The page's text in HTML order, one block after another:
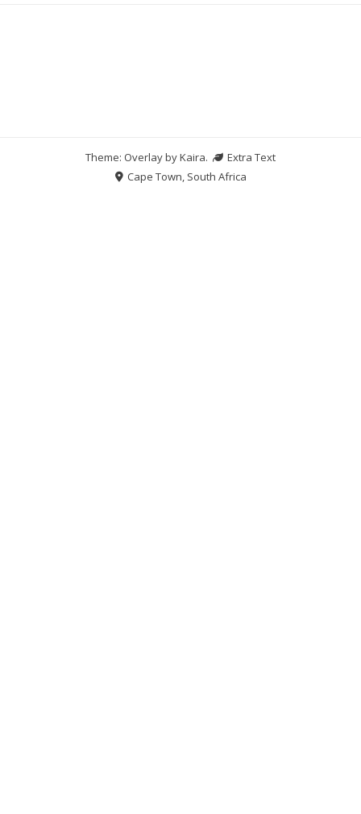
Theme: Overlay byKaira.
Extra Text
Cape Town, South Africa